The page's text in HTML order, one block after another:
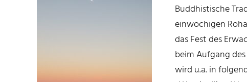
Buddhistische
einwöchigen
das Fest des
beim Aufgang
wird u.a. in